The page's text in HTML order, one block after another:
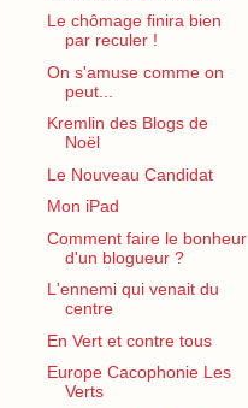
Le chômage finira bien
par reculer !
On s'amuse comme on
peut...
Kremlin des Blogs de
Noël
Le Nouveau Candidat
Mon iPad
Comment faire le bonheur
d'un blogueur ?
L'ennemi qui venait du
centre
En Vert et contre tous
Europe Cacophonie Les
Verts